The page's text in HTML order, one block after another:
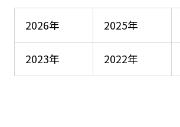
2026年 2025年
2023年 2022年